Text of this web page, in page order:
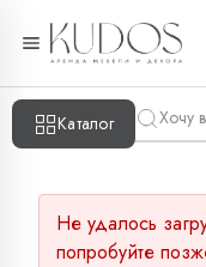
Каталог
Не удалось
попробуйте